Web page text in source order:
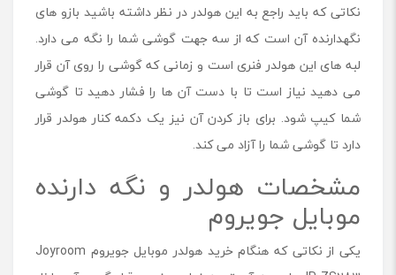
نکاتی که باید راجع به این هولدر در نظر داشته باشید بازو های
نگهدارنده آن است که از سه جهت گوشی شما را نگه می دارد.
لبه های این هولدر فنری است و زمانی که گوشی را روی آن قرار
می دهید نیاز است تا با دست آن ها را فشار دهید تا گوشی
شما کیپ شود. برای باز کردن آن نیز یک دکمه کنار هولدر قرار
دارد تا گوشی شما را آزاد می کند.
مشخصات هولدر و نگه دارنده
موبایل جویروم
یکی از نکاتی که هنگام خرید هولدر موبایل جویروم Joyroom